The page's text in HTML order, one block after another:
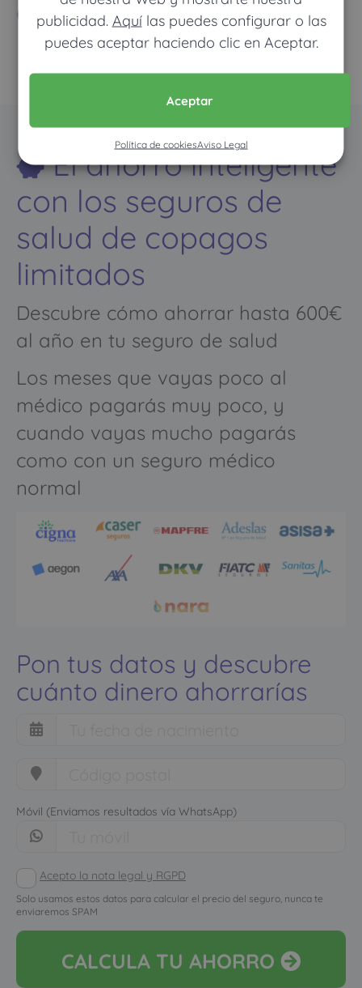
publicidad. Aquílas puedes configurar o las
puedes aceptar haciendo clic en Aceptar.
Aceptar
Política de cookiesAviso Legal
Compañías
El ahorro inteligente
con los seguros de
salud de copagos
limitados
Descubre cómo ahorrar hasta 600€
al año en tu seguro de salud
Los meses que vayas poco al
médico pagarás muy poco, y
cuando vayas mucho pagarás
como con un seguro médico
normal
Pon tus datos y descubre
cuánto dinero ahorrarías
Móvil (Enviamos resultados vía WhatsApp)
Acepto la nota legal y RGPD
Solo usamos estos datos para calcular el precio del seguro, nunca te
enviaremos SPAM
CALCULA TU AHORRO